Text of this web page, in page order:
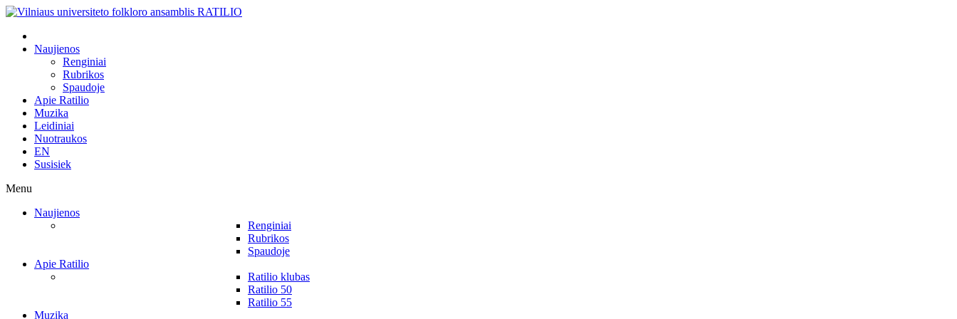
Naujienos
Renginiai
Rubrikos
Spaudoje
Apie Ratilio
Muzika
Leidiniai
Nuotraukos
EN
Susisiek
Menu
Naujienos
Renginiai
Rubrikos
Spaudoje
Apie Ratilio
Ratilio klubas
Ratilio 50
Ratilio 55
Muzika